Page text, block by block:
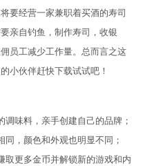
要经营一家兼职着买酒的寿司
亲自钓鱼，制作寿司，收银
员工减少工作量。总而言之这
小伙伴赶快下载试试吧！
味料，亲手创建自己的品牌；
，颜色和外观也明显不同；
取更多金币并解锁新的游戏和内